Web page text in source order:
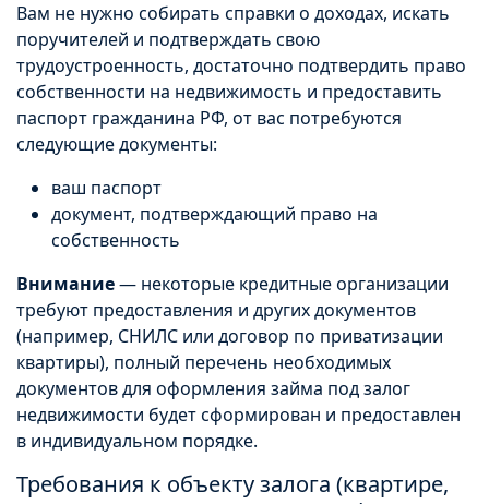
Вам не нужно собирать справки о доходах, искать
поручителей и подтверждать свою
трудоустроенность, достаточно подтвердить право
собственности на недвижимость и предоставить
паспорт гражданина РФ, от вас потребуются
следующие документы:
ваш паспорт
документ, подтверждающий право на
собственность
Внимание— некоторые кредитные организации
требуют предоставления и других документов
(например, СНИЛС или договор по приватизации
квартиры), полный перечень необходимых
документов для оформления займа под залог
недвижимости будет сформирован и предоставлен
в индивидуальном порядке.
Требования к объекту залога (квартире,